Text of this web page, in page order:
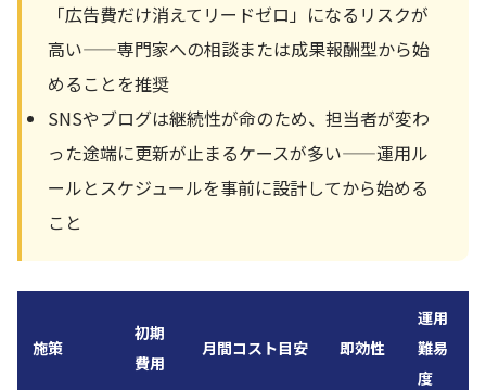
「広告費だけ消えてリードゼロ」になるリスクが
高い——専門家への相談または成果報酬型から始
めることを推奨
SNSやブログは継続性が命のため、担当者が変わ
った途端に更新が止まるケースが多い——運用ル
ールとスケジュールを事前に設計してから始める
こと
施策
初期
費用
月間コスト目安 即効性
運用
難易
度